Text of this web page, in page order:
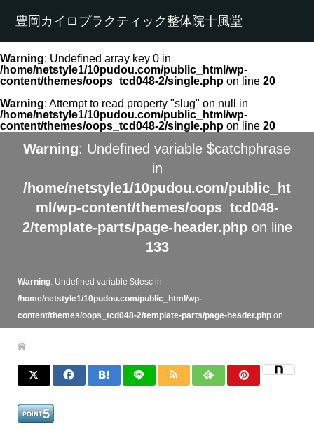
豊岡カイロプラクティック整体院十風堂
Warning: Undefined array key 0 in
/home/netstyle1/10pudou.com/public_html/wp-
content/themes/oops_tcd048-2/single.php on line 20
Warning: Attempt to read property "slug" on null in
/home/netstyle1/10pudou.com/public_html/wp-
content/themes/oops_tcd048-2/single.php on line 20
Warning: Undefined variable $catchphrase
in
/home/netstyle1/10pudou.com/public_ht
ml/wp-content/themes/oops_tcd048-
2/template-parts/page-header.phpon line
133
Warning: Undefined variable $desc in
/home/netstyle1/10pudou.com/public_html/wp-
content/themes/oops_tcd048-2/template-parts/page-header.phpon